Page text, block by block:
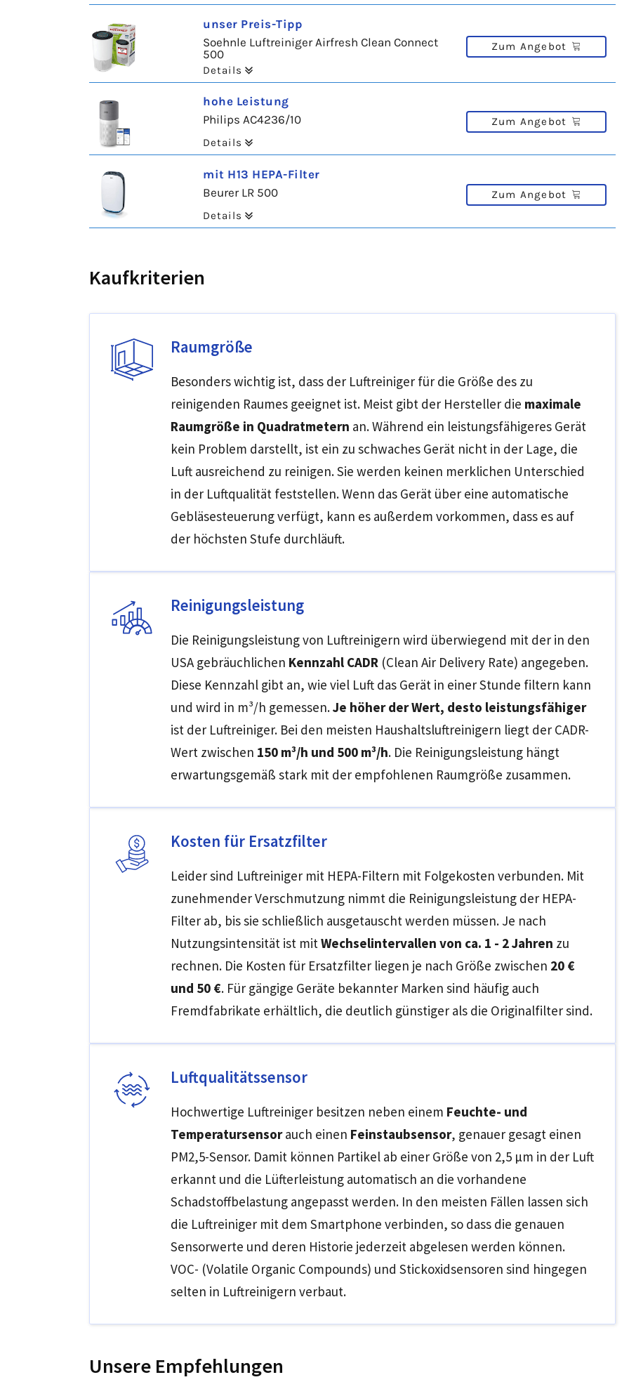
unser Preis-Tipp
Soehnle Luftreiniger Airfresh Clean Connect
500
Details
Zum Angebot
hohe Leistung
Philips AC4236/10
Details
Zum Angebot
mit H13 HEPA-Filter
Beurer LR 500
Details
Zum Angebot
Kaufkriterien
Raumgröße
Besonders wichtig ist, dass der Luftreiniger für die Größe des zu
reinigenden Raumes geeignet ist. Meist gibt der Hersteller die maximale
Raumgröße in Quadratmetern an. Während ein leistungsfähigeres Gerät
kein Problem darstellt, ist ein zu schwaches Gerät nicht in der Lage, die
Luft ausreichend zu reinigen. Sie werden keinen merklichen Unterschied
in der Luftqualität feststellen. Wenn das Gerät über eine automatische
Gebläsesteuerung verfügt, kann es außerdem vorkommen, dass es auf
der höchsten Stufe durchläuft.
Reinigungsleistung
Die Reinigungsleistung von Luftreinigern wird überwiegend mit der in den
USA gebräuchlichen Kennzahl CADR (Clean Air Delivery Rate) angegeben.
Diese Kennzahl gibt an, wie viel Luft das Gerät in einer Stunde filtern kann
und wird in m³/h gemessen.Je höher der Wert, desto leistungsfähiger
ist der Luftreiniger. Bei den meisten Haushaltsluftreinigern liegt der CADR-
Wert zwischen 150 m³/h und 500 m³/h. Die Reinigungsleistung hängt
erwartungsgemäß stark mit der empfohlenen Raumgröße zusammen.
Kosten für Ersatzfilter
Leider sind Luftreiniger mit HEPA-Filtern mit Folgekosten verbunden. Mit
zunehmender Verschmutzung nimmt die Reinigungsleistung der HEPA-
Filter ab, bis sie schließlich ausgetauscht werden müssen. Je nach
Nutzungsintensität ist mitWechselintervallen von ca. 1 - 2 Jahren zu
rechnen. Die Kosten für Ersatzfilter liegen je nach Größe zwischen 20 €
und 50 €. Für gängige Geräte bekannter Marken sind häufig auch
Fremdfabrikate erhältlich, die deutlich günstiger als die Originalfilter sind.
Luftqualitätssensor
Hochwertige Luftreiniger besitzen neben einem Feuchte- und
Temperatursensorauch einen Feinstaubsensor, genauer gesagt einen
PM2,5-Sensor. Damit können Partikel ab einer Größe von 2,5 µm in der Luft
erkannt und die Lüfterleistung automatisch an die vorhandene
Schadstoffbelastung angepasst werden. In den meisten Fällen lassen sich
die Luftreiniger mit dem Smartphone verbinden, so dass die genauen
Sensorwerte und deren Historie jederzeit abgelesen werden können.
VOC- (Volatile Organic Compounds) und Stickoxidsensoren sind hingegen
selten in Luftreinigern verbaut.
Unsere Empfehlungen